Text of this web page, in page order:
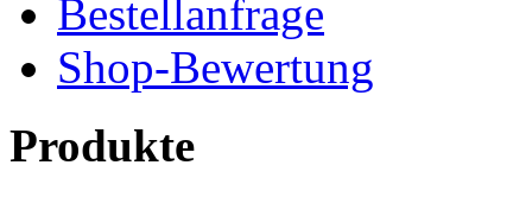
Bestellanfrage
Shop-Bewertung
Produkte